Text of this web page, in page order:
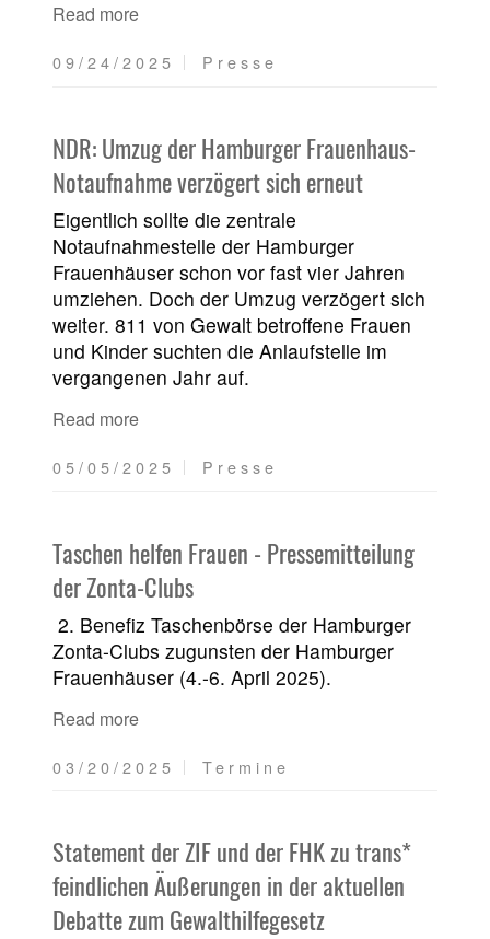
Read more
09/24/2025 Presse
NDR: Umzug der Hamburger Frauenhaus-
Notaufnahme verzögert sich erneut
Eigentlich sollte die zentrale
Notaufnahmestelle der Hamburger
Frauenhäuser schon vor fast vier Jahren
umziehen. Doch der Umzug verzögert sich
weiter. 811 von Gewalt betroffene Frauen
und Kinder suchten die Anlaufstelle im
vergangenen Jahr auf.
Read more
05/05/2025 Presse
Taschen helfen Frauen - Pressemitteilung
der Zonta-Clubs
2. Benefiz Taschenbörse der Hamburger
Zonta-Clubs zugunsten der Hamburger
Frauenhäuser (4.-6. April 2025).
Read more
03/20/2025 Termine
Statement der ZIF und der FHK zu trans*
feindlichen Äußerungen in der aktuellen
Debatte zum Gewalthilfegesetz